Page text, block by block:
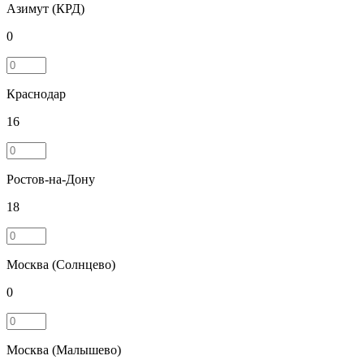
Азимут (КРД)
0
Краснодар
16
Ростов-на-Дону
18
Москва (Солнцево)
0
Москва (Малышево)